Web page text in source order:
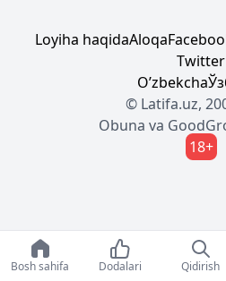
Loyiha haqidaAloqa
Twitter
Oʼzbekcha
© Latifa.uz,
Obuna va
18+
Bosh sahifa Dodalari Qidirish